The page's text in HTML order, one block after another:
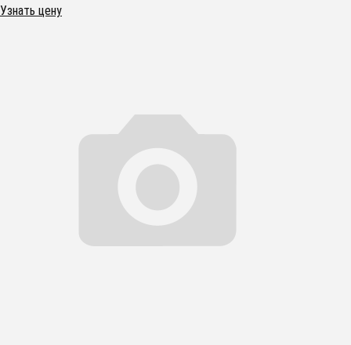
Узнать цену